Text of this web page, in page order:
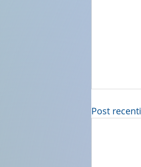
Post recenti